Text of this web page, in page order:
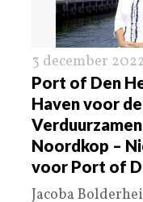
3 december
Port of Den
Haven voor
Verduurzamen
Noordkop –
voor Port of
Jacoba